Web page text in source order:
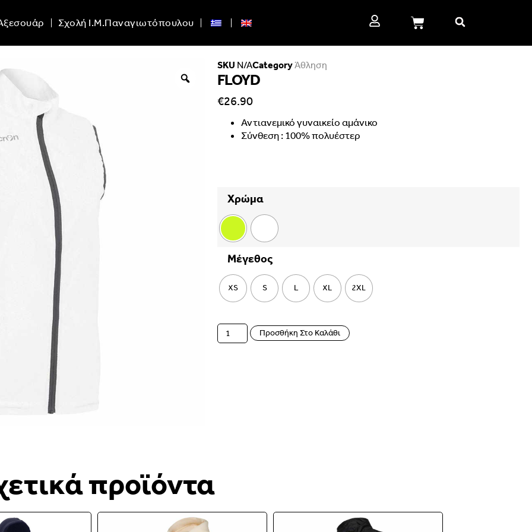
Σχολή Ι.Μ.Παναγιωτόπουλου
SKU N/ACategoryΆθληση
FLOYD
€26.90
Αντιανεμικό γυναικείο αμάνικο
Σύνθεση : 100% πολυέστερ
Χρώμα
Μέγεθος
XS S L XL 2XL
Προσθήκη Στο Καλάθι
προϊόντα